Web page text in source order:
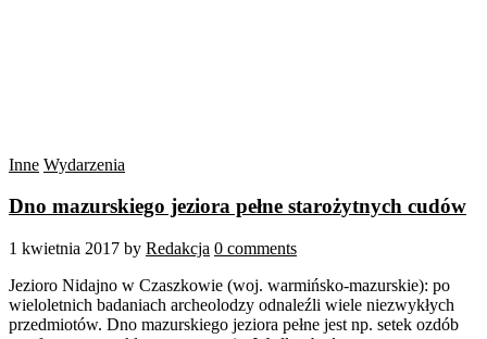
Inne Wydarzenia
Dno mazurskiego jeziora pełne starożytnych cudów
1 kwietnia 2017 by Redakcja 0 comments
Jezioro Nidajno w Czaszkowie (woj. warmińsko-mazurskie): po
wieloletnich badaniach archeolodzy odnaleźli wiele niezwykłych
przedmiotów. Dno mazurskiego jeziora pełne jest np. setek ozdób